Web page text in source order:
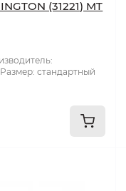
(31221) MT
стандартный